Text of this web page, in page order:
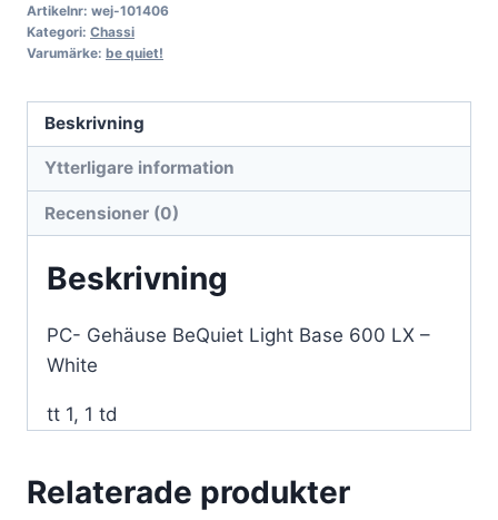
Light
Base
LX
-
Vit
Artikelnr: wej-101406
Kategori: Chassi
Varumärke: be quiet!
Beskrivning
Ytterligare information
Recensioner (0)
Beskrivning
PC- Gehäuse BeQuiet Light Base 600 LX –
White
tt 1, 1 td
Relaterade produkter